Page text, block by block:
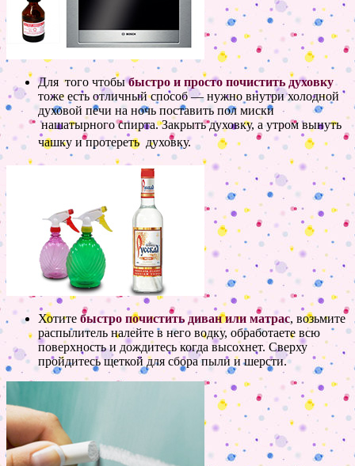
Для того чтобыбыстро и просто почистить духовку
тоже есть отличный способ — нужно внутри холодной
духовой печи на ночь поставить пол миски
нашатырного спирта. Закрыть духовку, а утром вынуть
чашку и протереть духовку.
Хотите быстро почистить диван или матрас, возьмите
распылитель налейте в него водку, обработаете всю
поверхность и дождитесь когда высохнет. Сверху
пройдитесь щеткой для сбора пыли и шерсти.